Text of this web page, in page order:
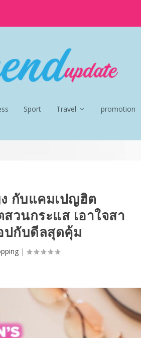
Sport Travel promotion
กับแคมเปญฮิต
สวนกระแส เอาใจสา
ปกับดีลสุดคุ้ม
|